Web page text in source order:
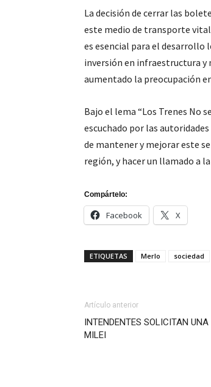
La decisión de cerrar las
este medio de transporte
es esencial para el desarrollo
inversión en infraestructura y
aumentado la preocupación
Bajo el lema “Los Trenes No
escuchado por las
de mantener y mejorar este
región, y hacer un llamado a
Compártelo:
Facebook X
ETIQUETAS Merlo sociedad
Artículo anterior
INTENDENTES SOLICITAN UNA
MILEI